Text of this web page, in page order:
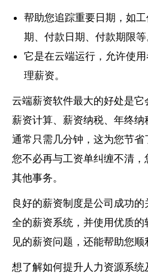
帮助您追踪重要日期，如
期、付款日期、付款期限等
它是在云端运行，允许使
理薪资。
云端薪资软件最大的好处是
薪资计算、薪资纳税、年终
通常只需几分钟，这为您节
您不必再与工资单纠缠不清
其他事务。
良好的薪资制度是公司成功
全的薪资系统，并使用优质
见的薪资问题，还能帮助您顺
想了解如何提升人力资源系